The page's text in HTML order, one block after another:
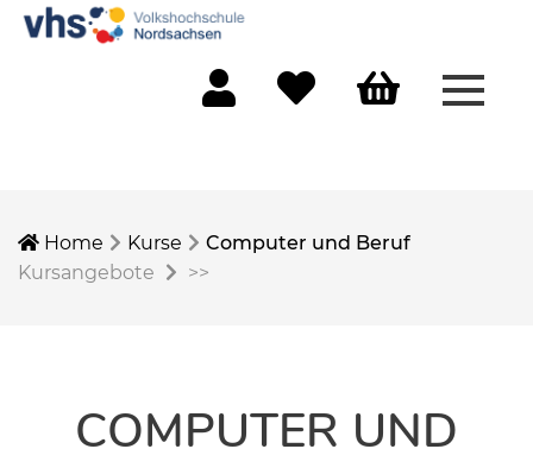
Home Kurse
Computer und Beruf
Kursangebote
>>
COMPUTER UND